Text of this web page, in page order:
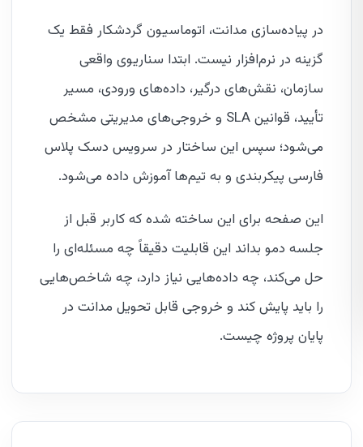
در پیاده‌سازی مدانت، اتوماسیون گردشکار فقط یک
گزینه در نرم‌افزار نیست. ابتدا سناریوی واقعی
سازمان، نقش‌های درگیر، داده‌های ورودی، مسیر
تأیید، قوانین SLA و خروجی‌های مدیریتی مشخص
می‌شود؛ سپس این ساختار در سرویس دسک پلاس
فارسی پیکربندی و به تیم‌ها آموزش داده می‌شود.
این صفحه برای این ساخته شده که کاربر قبل از
جلسه دمو بداند این قابلیت دقیقاً چه مسئله‌ای را
حل می‌کند، چه داده‌هایی نیاز دارد، چه شاخص‌هایی
را باید پایش کند و خروجی قابل تحویل مدانت در
پایان پروژه چیست.